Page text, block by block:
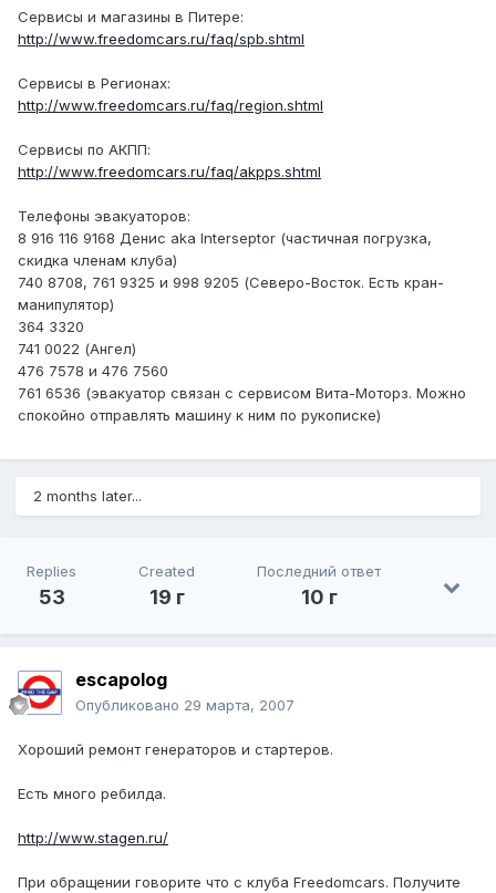
Сервисы и магазины в Питере:
http://www.freedomcars.ru/faq/spb.shtml
Сервисы в Регионах:
http://www.freedomcars.ru/faq/region.shtml
Сервисы по АКПП:
http://www.freedomcars.ru/faq/akpps.shtml
Телефоны эвакуаторов:
8 916 116 9168 Денис aka Interseptor (частичная погрузка,
скидка членам клуба)
740 8708, 761 9325 и 998 9205 (Северо-Восток. Есть кран-
манипулятор)
364 3320
741 0022 (Ангел)
476 7578 и 476 7560
761 6536 (эвакуатор связан с сервисом Вита-Моторз. Можно
спокойно отправлять машину к ним по рукописке)
2 months later...
Replies
53
Created
19 г
Последний ответ
10 г
escapolog
Опубликовано 29 марта, 2007
Хороший ремонт генераторов и стартеров.
Есть много ребилда.
http://www.stagen.ru/
При обращении говорите что с клуба Freedomcars. Получите